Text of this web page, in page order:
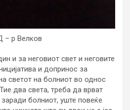
– р Велков
и за неговиот свет и неговите
и допринос за
светот на болниот во однос
два света, треба да врват
болниот, уште повеќе